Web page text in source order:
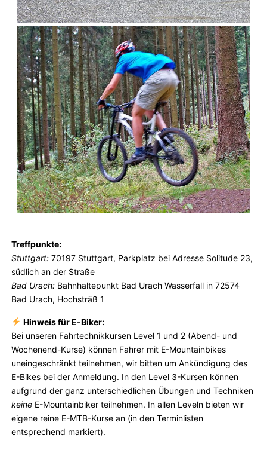
Treffpunkte:
Stuttgart: 70197 Stuttgart, Parkplatz bei Adresse Solitude 23,
südlich an der Straße
Bad Urach: Bahnhaltepunkt Bad Urach Wasserfall in 72574
Bad Urach, Hochsträß 1
Hinweis für E-Biker:
Bei unseren Fahrtechnikkursen Level 1 und 2 (Abend- und
Wochenend-Kurse) können Fahrer mit E-Mountainbikes
uneingeschränkt teilnehmen, wir bitten um Ankündigung des
E-Bikes bei der Anmeldung. In den Level 3-Kursen können
aufgrund der ganz unterschiedlichen Übungen und Techniken
keine E-Mountainbiker teilnehmen. In allen Leveln bieten wir
eigene reine E-MTB-Kurse an (in den Terminlisten
entsprechend markiert).